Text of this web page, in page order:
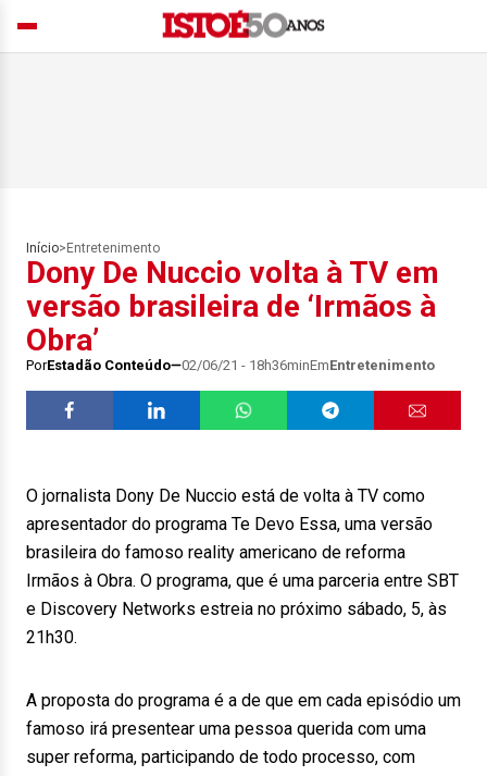
Início> Entretenimento
Dony De Nuccio volta à TV em
versão brasileira de ‘Irmãos à
Obra’
PorEstadão Conteúdo 02/06/21 - 18h36minEmEntretenimento
O jornalista Dony De Nuccio está de volta à TV como
apresentador do programa Te Devo Essa, uma versão
brasileira do famoso reality americano de reforma
Irmãos à Obra. O programa, que é uma parceria entre SBT
e Discovery Networks estreia no próximo sábado, 5, às
21h30.
A proposta do programa é a de que em cada episódio um
famoso irá presentear uma pessoa querida com uma
super reforma, participando de todo processo, com